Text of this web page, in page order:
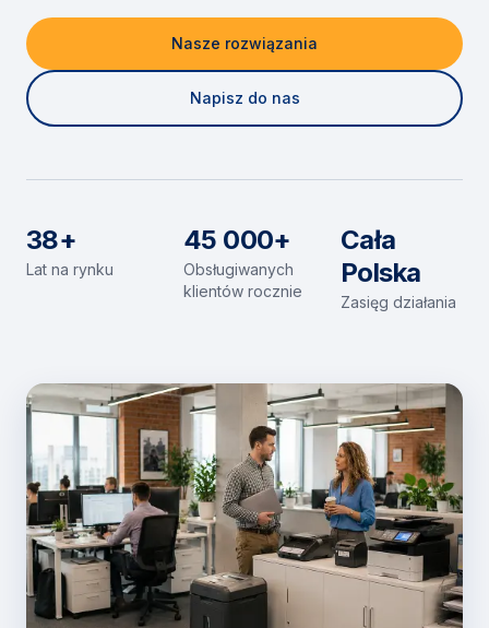
Nasze rozwiązania
Napisz do nas
38+
Lat na rynku
45 000+
Obsługiwanych
klientów rocznie
Cała
Polska
Zasięg działania